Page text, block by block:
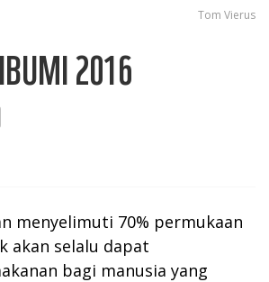
Tom Vierus
2016
menyelimuti 70% permukaan
akan selalu dapat
bagi manusia yang